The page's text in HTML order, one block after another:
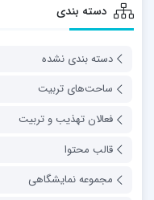
دسته بندی
دسته بندی نشده
ساحت‌های تربیت
فعالان تهذیب و تربیت
قالب محتوا
مجموعه نمایشگاهی